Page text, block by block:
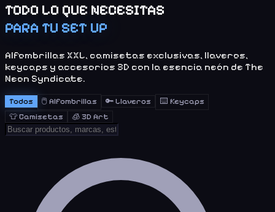
TODO LO QUE NECESITAS
PARA TU SET UP
Alfombrillas XXL, camisetas exclusivas, llaveros,
keycaps y accesorios 3D con la esencia neón de The
Neon Syndicate.
Todos 🖱️ Alfombrillas 🔑Llaveros ⌨️ Keycaps
👕Camisetas 🧊3D Art